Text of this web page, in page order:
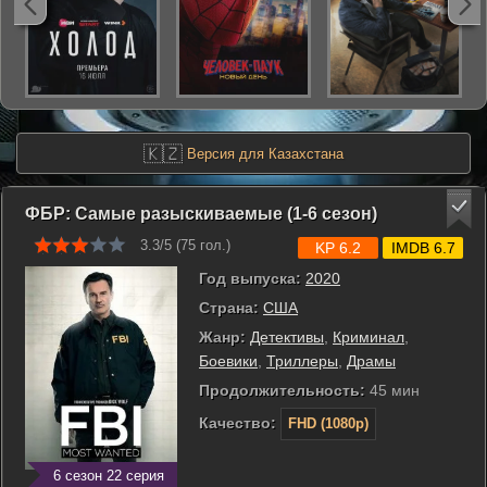
🇰🇿 Версия для Казахстана
ФБР: Самые разыскиваемые (1-6 сезон)
3.3/5 (75 гол.)
6 сезон 22 серия
Год выпуска: 2020
Страна: США
Жанр: Детективы Криминал
Боевики Триллеры
Драмы
Продолжительность: 45 мин
Качество:
FHD (1080p)
KP 6.2 IMDB 6.7